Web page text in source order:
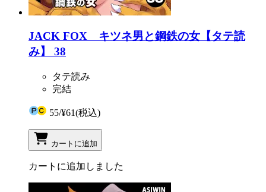
JACK FOX キツネ男と鋼鉄の女【タテ読
み】 38
タテ読み
完結
55/¥61(税込)
カートに追加
カートに追加しました